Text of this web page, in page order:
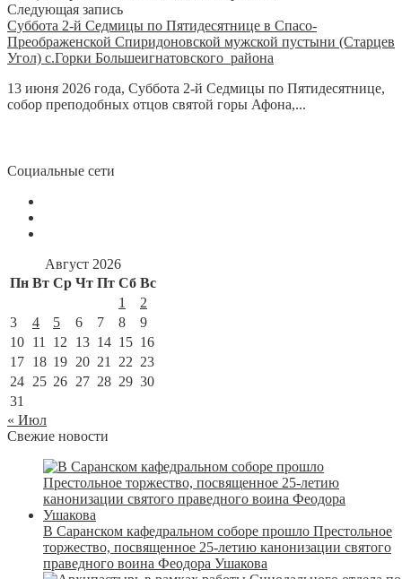
Следующая запись
Суббота 2-й Седмицы по Пятидесятнице в Спасо-
Преображенской Спиридоновской мужской пустыни (Старцев
Угол) с.Горки Большеигнатовского района
13 июня 2026 года, Суббота 2-й Седмицы по Пятидесятнице,
собор преподобных отцов святой горы Афона,...
Социальные сети
Август 2026
Пн Вт Ср Чт Пт Сб Вс
1
2
3
4 5 6 7 8
9
10 11 12 13 14 15 16
17 18 19 20 21 22 23
24 25 26 27 28 29 30
31
« Июл
Свежие новости
В Саранском кафедральном соборе прошло Престольное
торжество, посвященное 25-летию канонизации святого
праведного воина Феодора Ушакова